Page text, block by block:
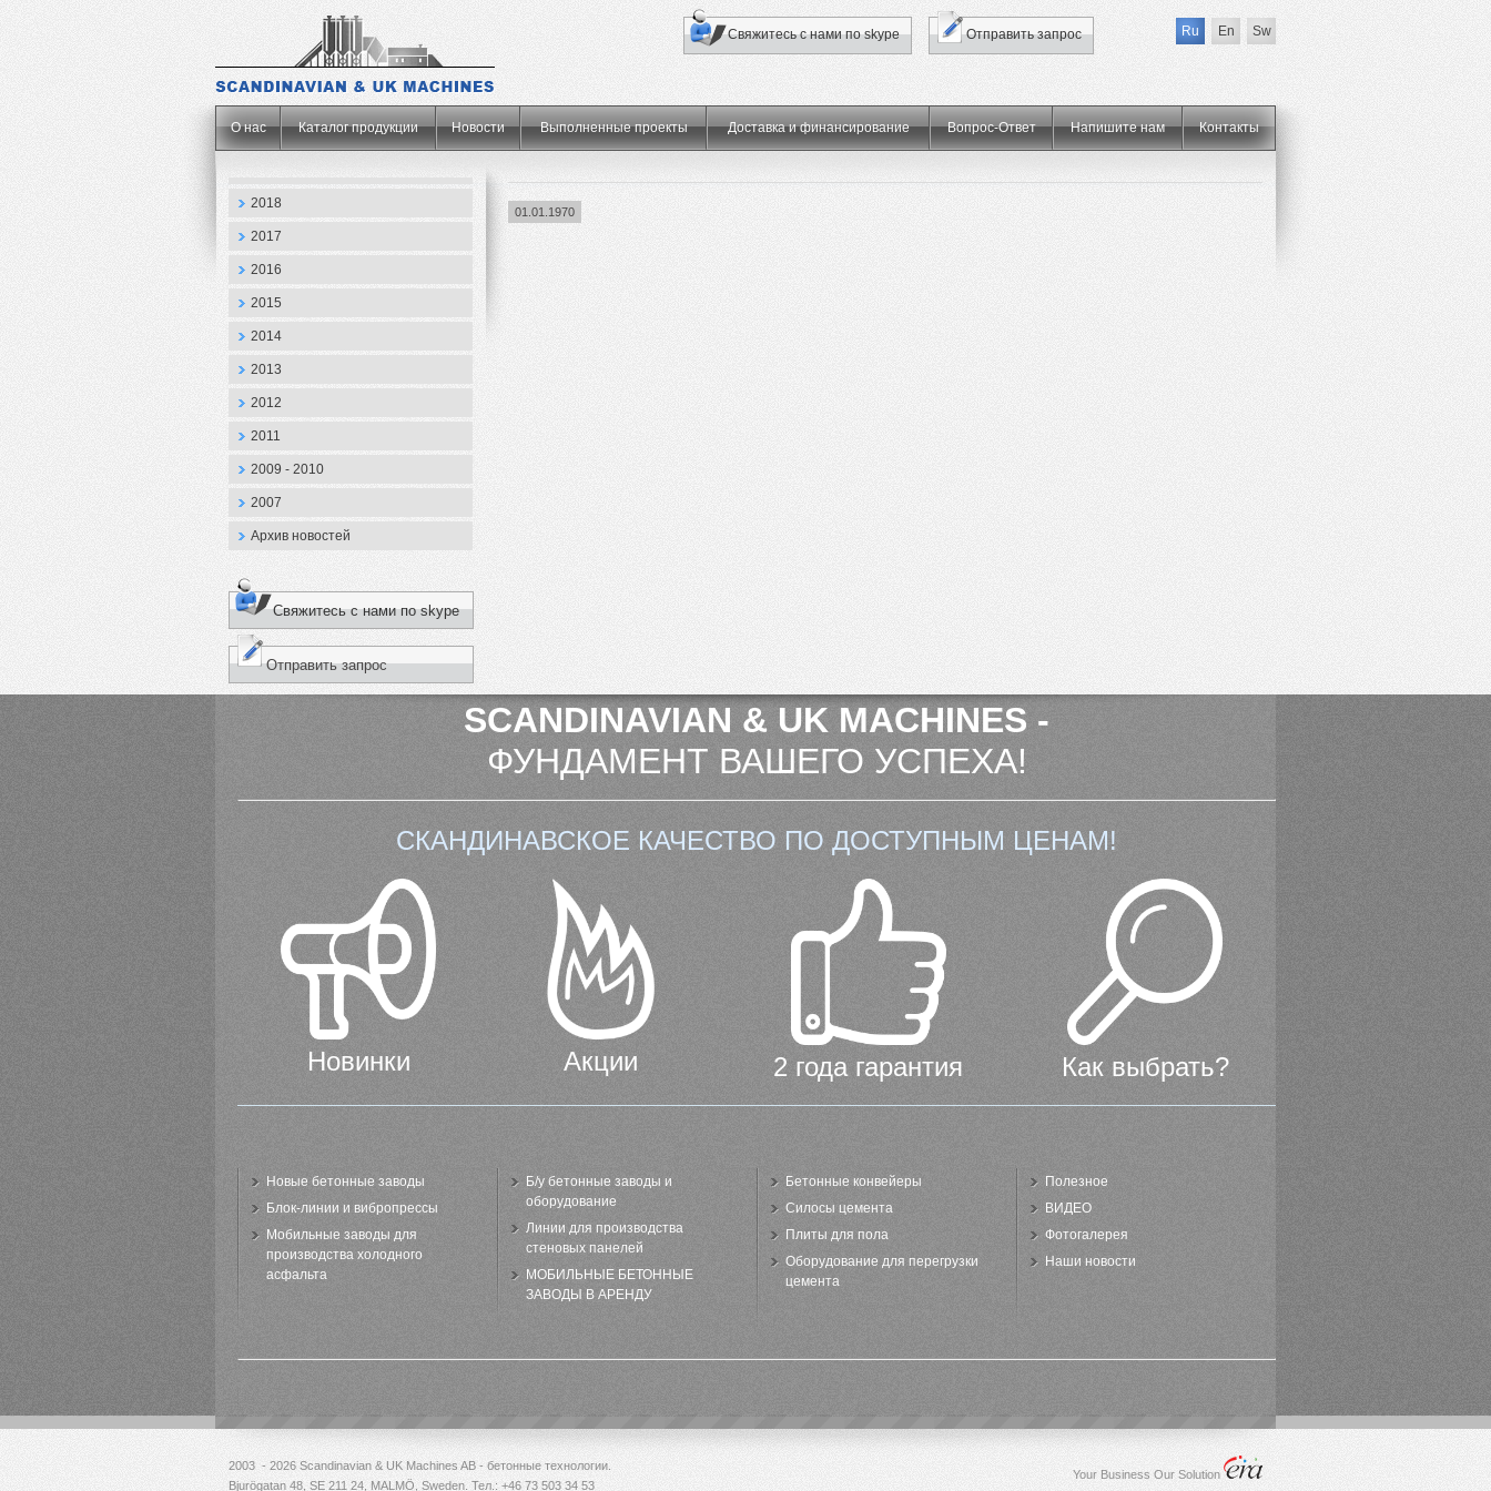
Ru En Sw
Свяжитесь с нами по skype Отправить запрос
О нас Каталог продукции Новости Выполненные проекты Доставка и финансирование Вопрос-Ответ Напишите нам Контакты
2018
2017
2016
2015
2014
2013
2012
2011
2009 - 2010
2007
Архив новостей
Свяжитесь с нами по skype
Отправить запрос
01.01.1970
SCANDINAVIAN & UK MACHINES -
ФУНДАМЕНТ ВАШЕГО УСПЕХА!
СКАНДИНАВСКОЕ КАЧЕСТВО ПО ДОСТУПНЫМ ЦЕНАМ!
Новинки Акции 2 года гарантия Как выбрать?
Новые бетонные заводы
Блок-линии и вибропрессы
Мобильные заводы для
производства холодного
асфальта
Б/у бетонные заводы и
оборудование
Линии для производства
стеновых панелей
МОБИЛЬНЫЕ БЕТОННЫЕ
ЗАВОДЫ В АРЕНДУ
Бетонные конвейеры
Силосы цемента
Плиты для пола
Оборудование для перегрузки
цемента
Полезное
ВИДЕО
Фотогалерея
Наши новости
2003 - 2026 Scandinavian & UK Machines AB - бетонные технологии.
Bjurögatan 48, SE 211 24, MALMÖ, Sweden. Тел.: +46 73 503 34 53
Your Business Our Solution